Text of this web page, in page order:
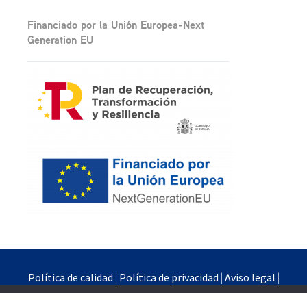
Financiado por la Unión Europea-Next
Generation EU
Política de calidad | Política de privacidad | Aviso legal |